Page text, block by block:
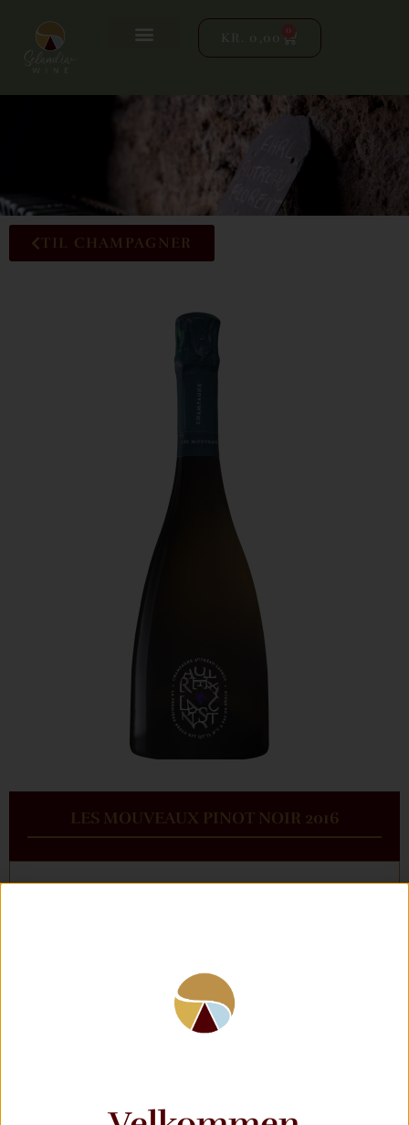
KR. 0,00 0
TIL CHAMPAGNER
LES MOUVEAUX PINOT NOIR 2016
Dosage 6 g/liter = Brut (tør)
Kun 780 fl. produceret